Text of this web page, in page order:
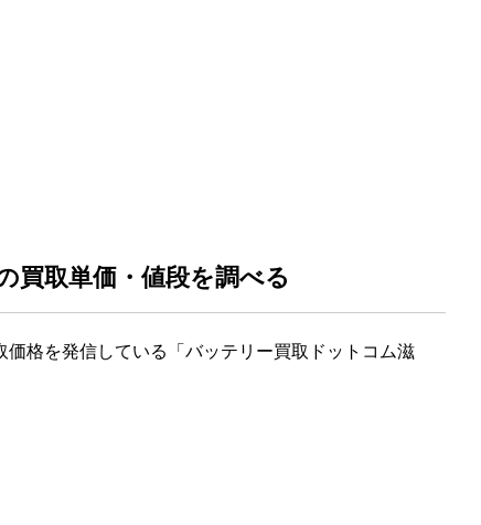
買取単価・値段を調べる
価格を発信している「バッテリー買取ドットコム滋
銅建値改定情報【2026年7月28日】